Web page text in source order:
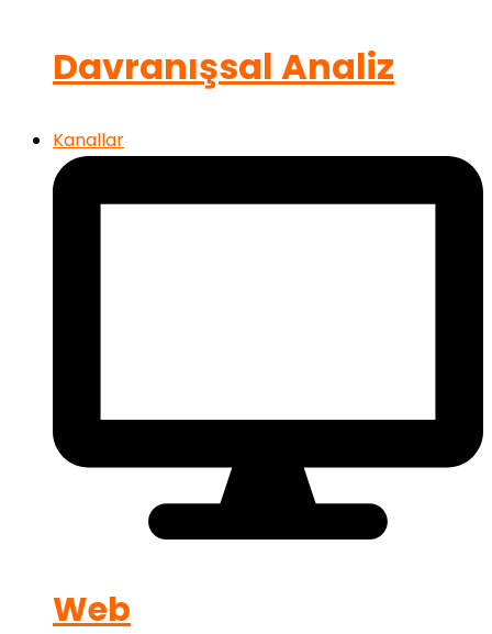
Davranışsal Analiz
Kanallar
Web